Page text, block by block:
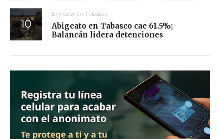
El Poder en Tabasco
Abigeato en Tabasco cae 61.5%;
Balancán lidera detenciones